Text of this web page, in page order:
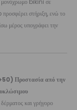
μονόχρωμο bikini σε
στήριξη, ενώ το
μέρος υπογράφει την
Προστασία από την
και γρήγορο